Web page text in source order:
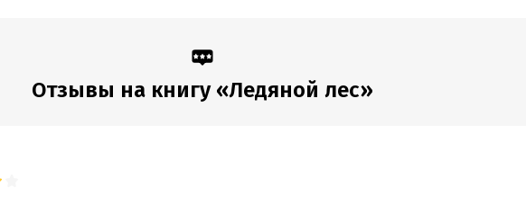
12 марта 2023
Отзывы на книгу «Ледяной лес»